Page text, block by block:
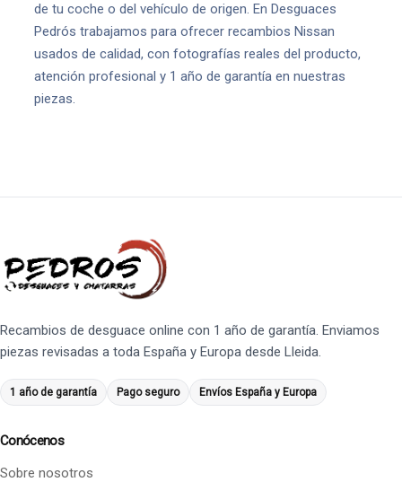
de tu coche o del vehículo de origen. En Desguaces
Pedrós trabajamos para ofrecer recambios Nissan
usados de calidad, con fotografías reales del producto,
atención profesional y 1 año de garantía en nuestras
piezas.
Recambios de desguace online con 1 año de garantía. Enviamos
piezas revisadas a toda España y Europa desde Lleida.
1 año de garantía Pago seguro Envíos España y Europa
Conócenos
Sobre nosotros